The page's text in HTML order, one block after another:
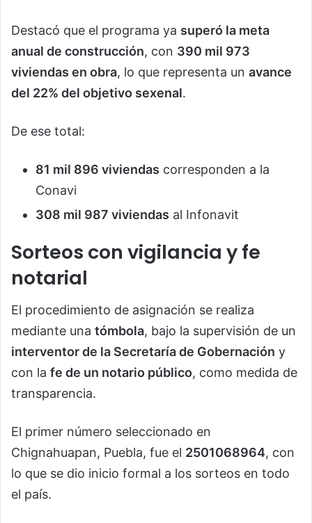
Destacó que el programa ya superó la meta
anual de construcción, con 390 mil 973
viviendas en obra, lo que representa un avance
del 22% del objetivo sexenal.
De ese total:
81 mil 896 viviendas corresponden a la
Conavi
308 mil 987 viviendas al Infonavit
Sorteos con vigilancia y fe
notarial
El procedimiento de asignación se realiza
mediante una tómbola, bajo la supervisión de un
interventor de la Secretaría de Gobernación y
con la fe de un notario público, como medida de
transparencia.
El primer número seleccionado en
Chignahuapan, Puebla, fue el 2501068964, con
lo que se dio inicio formal a los sorteos en todo
el país.